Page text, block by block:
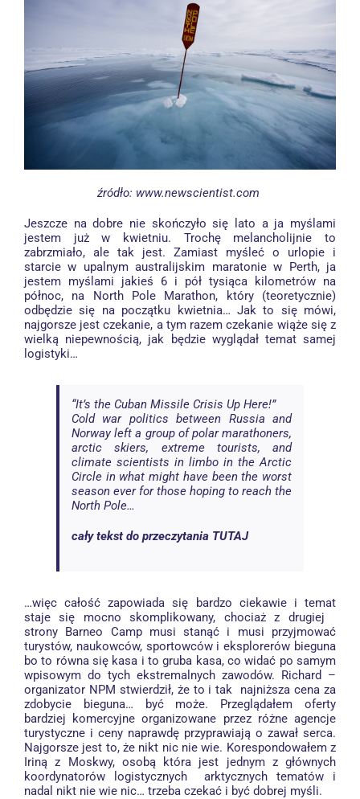
źródło: www.newscientist.com
Jeszcze na dobre nie skończyło się lato a ja myślami
jestem już w kwietniu. Trochę melancholijnie to
zabrzmiało, ale tak jest. Zamiast myśleć o urlopie i
starcie w upalnym australijskim maratonie w Perth, ja
jestem myślami jakieś 6 i pół tysiąca kilometrów na
północ, na North Pole Marathon, który (teoretycznie)
odbędzie się na początku kwietnia… Jak to się mówi,
najgorsze jest czekanie, a tym razem czekanie wiąże się z
wielką niepewnością, jak będzie wyglądał temat samej
logistyki…
“It’s the Cuban Missile Crisis Up Here!”
Cold war politics between Russia and
Norway left a group of polar marathoners,
arctic skiers, extreme tourists, and
climate scientists in limbo in the Arctic
Circle in what might have been the worst
season ever for those hoping to reach the
North Pole…
cały tekst do przeczytania TUTAJ
…więc całość zapowiada się bardzo ciekawie i temat
staje się mocno skomplikowany, chociaż z drugiej
strony Barneo Camp musi stanąć i musi przyjmować
turystów, naukowców, sportowców i eksplorerów bieguna
bo to równa się kasa i to gruba kasa, co widać po samym
wpisowym do tych ekstremalnych zawodów. Richard –
organizator NPM stwierdził, że to i tak najniższa cena za
zdobycie bieguna… być może. Przeglądałem oferty
bardziej komercyjne organizowane przez różne agencje
turystyczne i ceny naprawdę przyprawiają o zawał serca.
Najgorsze jest to, że nikt nic nie wie. Korespondowałem z
Iriną z Moskwy, osobą która jest jednym z głównych
koordynatorów logistycznych arktycznych tematów i
nadal nikt nie wie nic… trzeba czekać i być dobrej myśli.